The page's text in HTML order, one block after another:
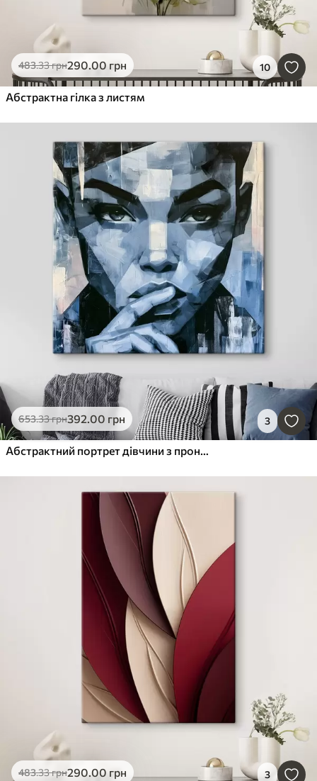
483.33грн290.00 грн 10
Абстрактна гілка з листям
653.33грн392.00 грн 3
Абстрактний портрет дівчини з проникливим поглядом
483.33грн290.00 грн 3